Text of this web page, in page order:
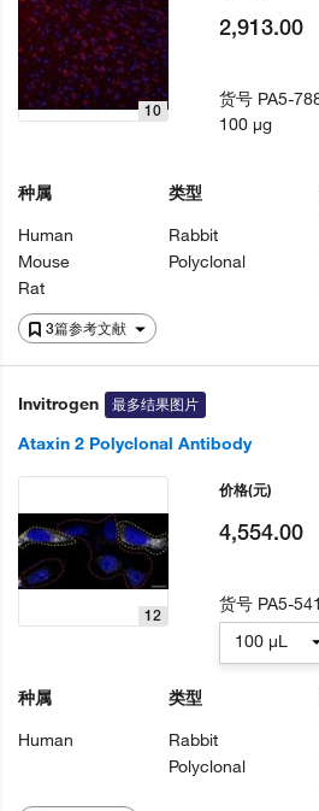
3篇参考文献
10
种属
Human
Mouse
Rat
类型
Rabbit
Polyclonal
2,913.00
货号 PA5-
100 µg
Invitrogen 最多结果图片
Ataxin 2 Polyclonal Antibody
12
种属
Human
类型
Rabbit
Polyclonal
价格(元)
4,554.00
货号 PA5-
100 µL